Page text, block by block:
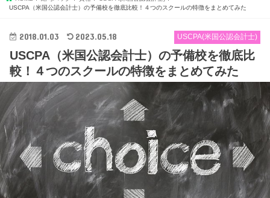
USCPA（米国公認会計士）の予備校を徹底比較！４つのスクールの特徴をまとめてみた
USCPA(米国公認会計士)
2018.01.03 2023.05.18
USCPA（米国公認会計士）の予備校を徹底比
較！４つのスクールの特徴をまとめてみた